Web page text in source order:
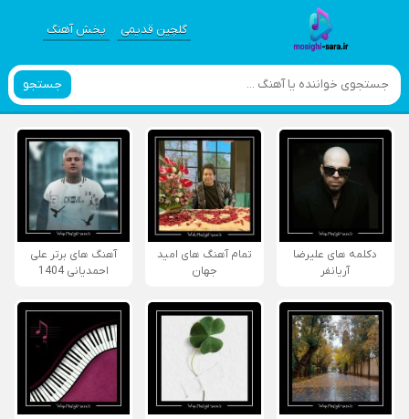
گلچین قدیمی پخش آهنگ
جستجو
دکلمه های علیرضا
آریانفر
تمام آهنگ های امید
جهان
آهنگ های برتر علی
احمدیانی 1404